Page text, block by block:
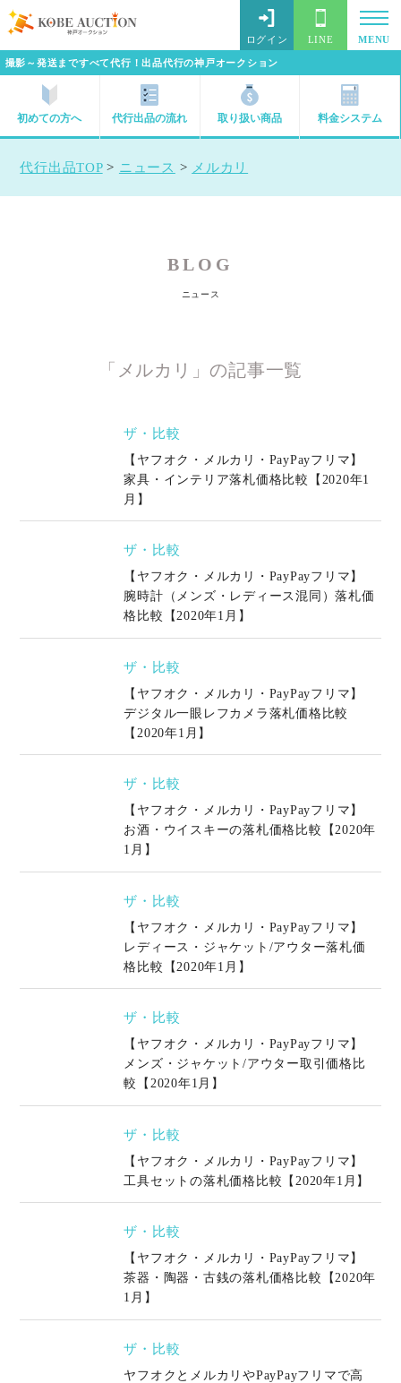
撮影～発送まですべて代行！出品代行の神戸オークション
ログイン LINE MENU
初めての方へ 代行出品の流れ 取り扱い商品 料金システム
代行出品TOP> ニュース > メルカリ
BLOG
ニュース
「メルカリ」の記事一覧
ザ・比較
【ヤフオク・メルカリ・PayPayフリマ】
家具・インテリア落札価格比較【2020年1
月】
ザ・比較
【ヤフオク・メルカリ・PayPayフリマ】
腕時計（メンズ・レディース混同）落札価
格比較【2020年1月】
ザ・比較
【ヤフオク・メルカリ・PayPayフリマ】
デジタル一眼レフカメラ落札価格比較
【2020年1月】
ザ・比較
【ヤフオク・メルカリ・PayPayフリマ】
お酒・ウイスキーの落札価格比較【2020年
1月】
ザ・比較
【ヤフオク・メルカリ・PayPayフリマ】
レディース・ジャケット/アウター落札価
格比較【2020年1月】
ザ・比較
【ヤフオク・メルカリ・PayPayフリマ】
メンズ・ジャケット/アウター取引価格比
較【2020年1月】
ザ・比較
【ヤフオク・メルカリ・PayPayフリマ】
工具セットの落札価格比較【2020年1月】
ザ・比較
【ヤフオク・メルカリ・PayPayフリマ】
茶器・陶器・古銭の落札価格比較【2020年
1月】
ザ・比較
ヤフオクとメルカリやPayPayフリマで高